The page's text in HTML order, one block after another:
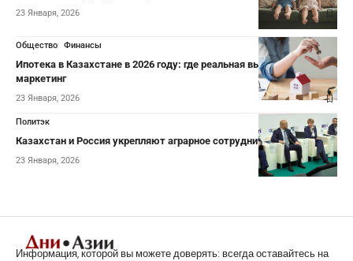
23 Января, 2026
Общество Финансы
Ипотека в Казахстане в 2026 году: где реальная выгода, а где
маркетинг
23 Января, 2026
Политэк
Казахстан и Россия укрепляют аграрное сотрудничество
23 Января, 2026
Информация, которой вы можете доверять: всегда оставайтесь на